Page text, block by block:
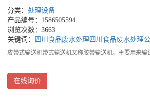
分类： 处理设备
产品编号：1586505594
浏览次数：3663
关键词：
四川食品废水处理 四川食品废水处理公
皮带式输送机带式输送机又称胶带输送机，主要用来
在线询价